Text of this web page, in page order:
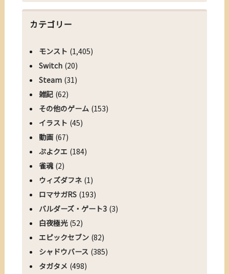
カテゴリー
モンスト (1,405)
Switch (20)
Steam (31)
雑記 (62)
その他のゲーム (153)
イラスト (45)
動画 (67)
ぷよクエ (184)
雀魂 (2)
ウィズダフネ (1)
ロマサガRS (193)
バルダーズ・ゲート3 (3)
白夜極光 (52)
エピックセブン (82)
シャドウバース (385)
タガタメ (498)